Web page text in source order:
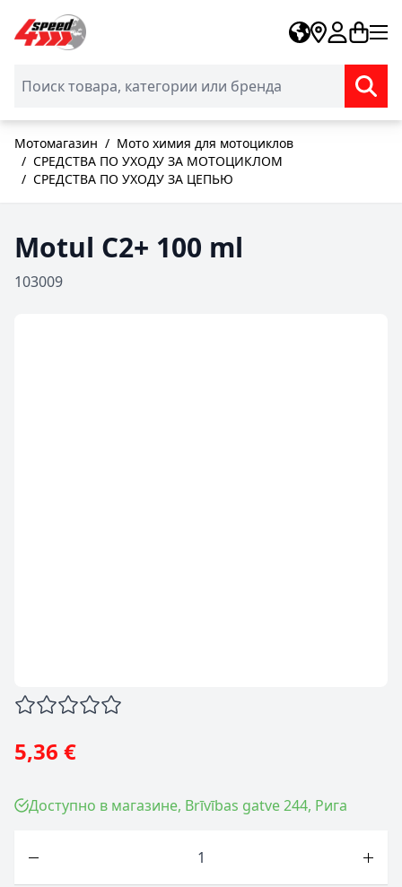
Skip to Content
Мотомагазин / Мото химия для мотоциклов
/ СРЕДСТВА ПО УХОДУ ЗА МОТОЦИКЛОМ
/ СРЕДСТВА ПО УХОДУ ЗА ЦЕПЬЮ
Motul C2+ 100 ml
103009
5,36 €
Доступно в магазине, Brīvības gatve 244, Рига